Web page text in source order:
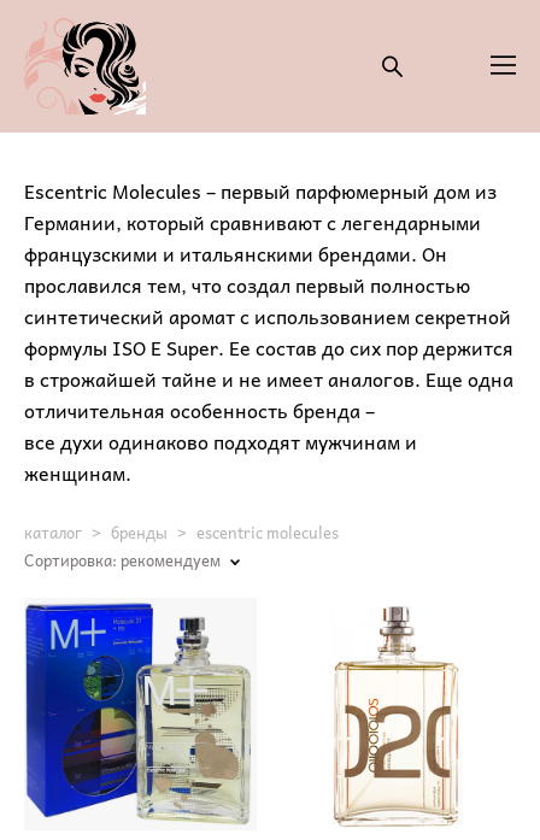
Escentric Molecules – первый парфюмерный дом из
Германии, который сравнивают с легендарными
французскими и итальянскими брендами. Он
прославился тем, что создал первый полностью
синтетический аромат с использованием секретной
формулы ISO E Super. Ее состав до сих пор держится
в строжайшей тайне и не имеет аналогов. Еще одна
отличительная особенность бренда –
все духи одинаково подходят мужчинам и
женщинам.
каталог > бренды > escentric molecules
Сортировка:рекомендуем